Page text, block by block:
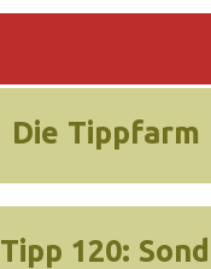
Die Tippfarm
Tipp 120: